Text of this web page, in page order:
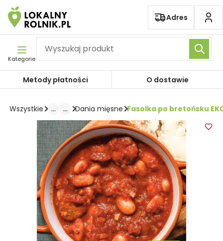
Pomiń nawigację
Adres
Kategorie
Metody płatności O dostawie
Wszystkie ... ... Dania mięsne Fasolka po bretońsku